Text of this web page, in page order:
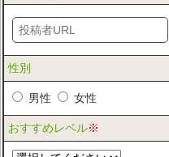
性別
男性 女性
おすすめレベル※